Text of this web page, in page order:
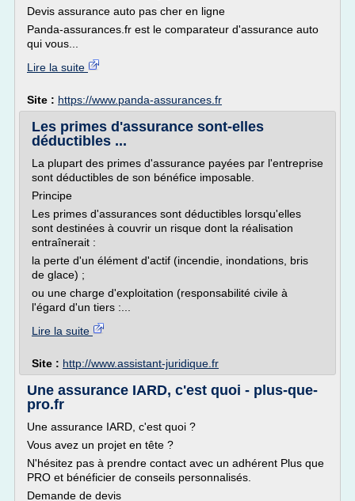
Devis assurance auto pas cher en ligne
Panda-assurances.fr est le comparateur d'assurance auto
qui vous...
Lire la suite
Site : https://www.panda-assurances.fr
Les primes d'assurance sont-elles
déductibles ...
La plupart des primes d'assurance payées par l'entreprise
sont déductibles de son bénéfice imposable.
Principe
Les primes d'assurances sont déductibles lorsqu'elles
sont destinées à couvrir un risque dont la réalisation
entraînerait :
la perte d'un élément d'actif (incendie, inondations, bris
de glace) ;
ou une charge d'exploitation (responsabilité civile à
l'égard d'un tiers :...
Lire la suite
Site : http://www.assistant-juridique.fr
Une assurance IARD, c'est quoi - plus-que-
pro.fr
Une assurance IARD, c'est quoi ?
Vous avez un projet en tête ?
N'hésitez pas à prendre contact avec un adhérent Plus que
PRO et bénéficier de conseils personnalisés.
Demande de devis